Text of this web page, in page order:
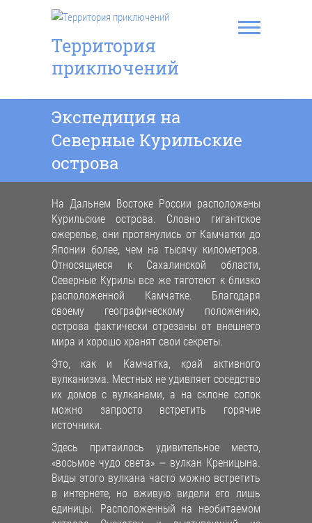
содержимомуТерритория
приключений
Экспедиция на
Северные Курильские
острова
На Дальнем Востоке России расположены
Курильские острова. Словно гигантское
ожерелье, они протянулись от Камчатки до
Японии более, чем на тысячу километров.
Относящиеся к Сахалинской области,
Северные Курилы все же тяготеют к близко
расположенной Камчатке. Благодаря
своему географическому положению,
острова фактически отрезаны от внешнего
мира и хорошо хранят свои секреты.
Это, как и Камчатка, край активного
вулканизма. Местных не удивляет соседство
их домов с вулканами, а на склоне сопок
можно запросто встретить горячие
источники.
Здесь притаилось удивительное место,
«восьмое чудо света» – вулкан Креницына.
Виды этого вулкана часто можно встретить
в интернете, но вживую видели его лишь
единицы. Расположенный на необитаемом